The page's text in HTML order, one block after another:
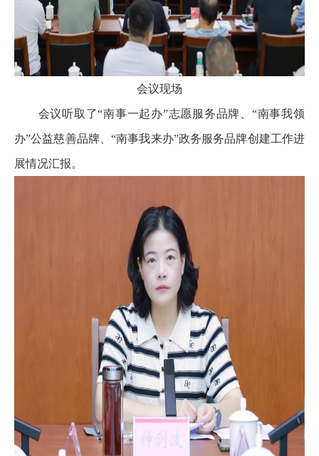
会议现场
会议听取了“南事一起办”志愿服务品牌、“南事我领
办”公益慈善品牌、“南事我来办”政务服务品牌创建工作进
展情况汇报。